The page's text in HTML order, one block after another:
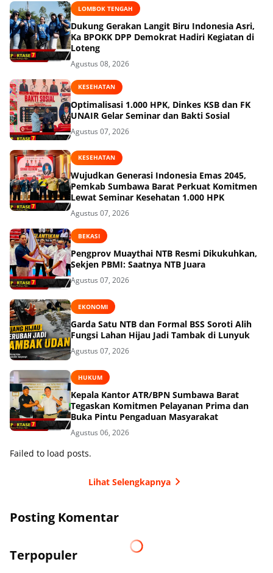
LOMBOK TENGAH
Dukung Gerakan Langit Biru Indonesia Asri,
Ka BPOKK DPP Demokrat Hadiri Kegiatan di
Loteng
Agustus 08, 2026
KESEHATAN
Optimalisasi 1.000 HPK, Dinkes KSB dan FK
UNAIR Gelar Seminar dan Bakti Sosial
Agustus 07, 2026
KESEHATAN
Wujudkan Generasi Indonesia Emas 2045,
Pemkab Sumbawa Barat Perkuat Komitmen
Lewat Seminar Kesehatan 1.000 HPK
Agustus 07, 2026
BEKASI
Pengprov Muaythai NTB Resmi Dikukuhkan,
Sekjen PBMI: Saatnya NTB Juara
Agustus 07, 2026
EKONOMI
Garda Satu NTB dan Formal BSS Soroti Alih
Fungsi Lahan Hijau Jadi Tambak di Lunyuk
Agustus 07, 2026
HUKUM
Kepala Kantor ATR/BPN Sumbawa Barat
Tegaskan Komitmen Pelayanan Prima dan
Buka Pintu Pengaduan Masyarakat
Agustus 06, 2026
Failed to load posts.
Lihat Selengkapnya
Posting Komentar
Terpopuler